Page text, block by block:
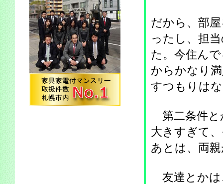
だから、部
ったし、担
た。今住ん
からかなり
すつもりは
第二条件と
大きすぎて
あとは、両
友達とかは